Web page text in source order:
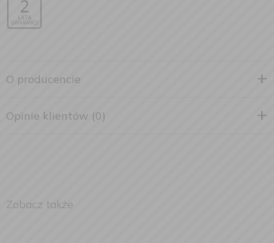
O producencie
Opinie klientów (0)
Zobacz także